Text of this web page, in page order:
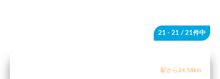
21 - 21 / 21件中
駅から24.58km